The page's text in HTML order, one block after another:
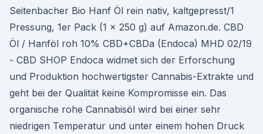
Seitenbacher Bio Hanf Öl rein nativ, kaltgepresst/1
Pressung, 1er Pack (1 x 250 g) auf Amazon.de. CBD
Öl / Hanföl roh 10% CBD+CBDa (Endoca) MHD 02/19
- CBD SHOP Endoca widmet sich der Erforschung
und Produktion hochwertigster Cannabis-Extrakte und
geht bei der Qualität keine Kompromisse ein. Das
organische rohe Cannabisöl wird bei einer sehr
niedrigen Temperatur und unter einem hohen Druck